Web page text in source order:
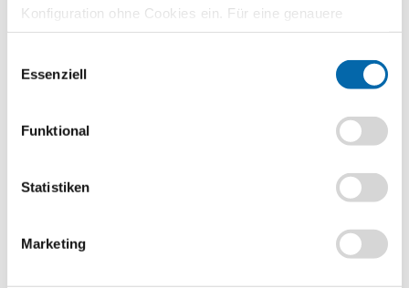
Konfiguration ohne Cookies ein. Für eine genauere
Analyse bitte wir Sie, auch den optional wählbaren
Essenziell
Funktional
Statistiken
Marketing
Kompetenzen
Die Schülerinnen und Schüler ...
analysieren den Handlungsbedarf zum Klimaschutz und
stellen Vermutungen zur Gestaltung von nachhaltigem
Wirtschaftswachstum an.
verschiedener Unternehmensstrategien auf.
Podcast erstellen